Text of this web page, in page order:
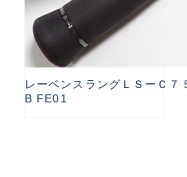
レーベンスラングＬＳーＣ７５
B FE01